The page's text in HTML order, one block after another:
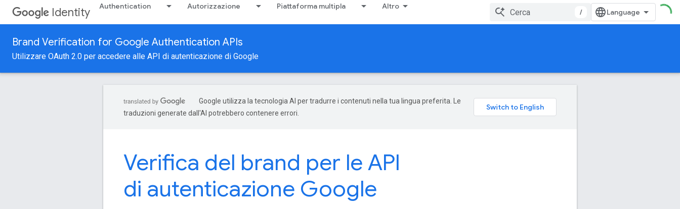
Identity Authentication Autorizzazione Piattaforma multipla Altro
/
Brand Verification for Google Authentication APIs
Utilizzare OAuth 2.0 per accedere alle API di autenticazione di Google
Google utilizza la tecnologia AI per tradurre i contenuti nella tua lingua preferita. Le
traduzioni generate dall'AI potrebbero contenere errori.
Verifica del brand per le API
di autenticazione Google